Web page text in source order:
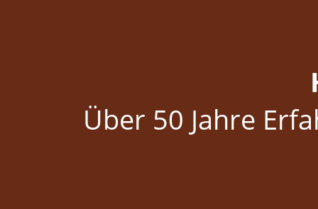
Über 50 Jahre